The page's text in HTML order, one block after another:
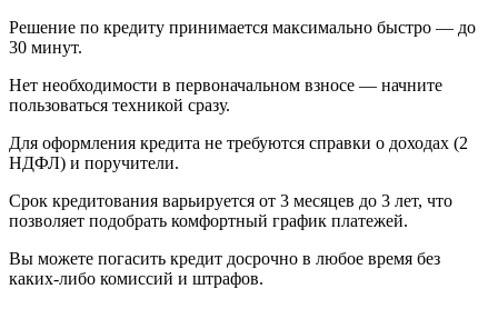
Решение по кредиту принимается максимально быстро — до
30 минут.
Нет необходимости в первоначальном взносе — начните
пользоваться техникой сразу.
Для оформления кредита не требуются справки о доходах (2
НДФЛ) и поручители.
Срок кредитования варьируется от 3 месяцев до 3 лет, что
позволяет подобрать комфортный график платежей.
Вы можете погасить кредит досрочно в любое время без
каких-либо комиссий и штрафов.